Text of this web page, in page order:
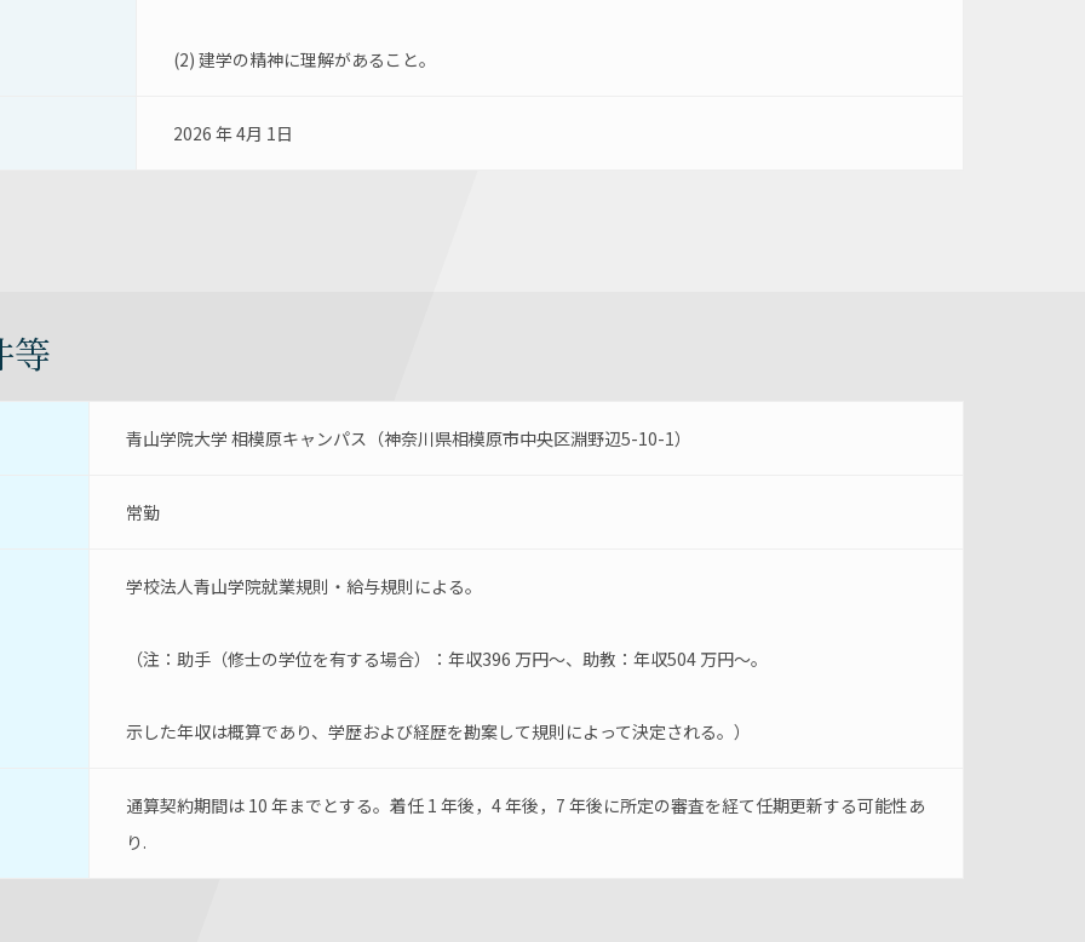
(2) 建学の精神に理解があること。
2026 年 4月 1日
等
青山学院大学 相模原キャンパス（神奈川県相模原市中央区淵野辺5-10-1）
常勤
学校法人青山学院就業規則・給与規則による。
（注：助手（修士の学位を有する場合）：年収396 万円～、助教：年収504 万円～。
示した年収は概算であり、学歴および経歴を勘案して規則によって決定される。）
通算契約期間は 10 年までとする。着任 1 年後，4 年後，7 年後に所定の審査を経て任期更新する可能性あ
り.